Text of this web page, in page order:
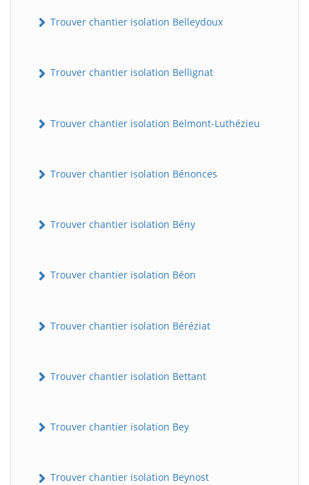
Trouver chantier isolation Belleydoux
Trouver chantier isolation Bellignat
Trouver chantier isolation Belmont-Luthézieu
Trouver chantier isolation Bénonces
Trouver chantier isolation Bény
Trouver chantier isolation Béon
Trouver chantier isolation Béréziat
Trouver chantier isolation Bettant
Trouver chantier isolation Bey
Trouver chantier isolation Beynost